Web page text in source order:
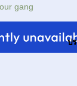
gang
ป